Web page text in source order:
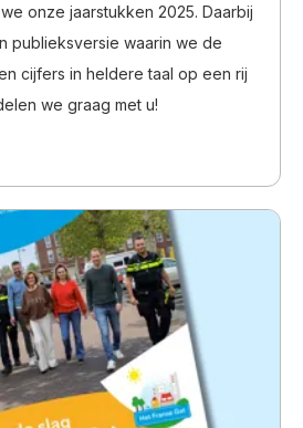
onze jaarstukken 2025. Daarbij
publieksversie waarin we de
cijfers in heldere taal op een rij
we graag met u!